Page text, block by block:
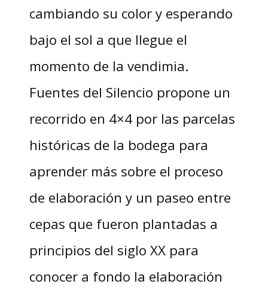
cambiando su color y esperando
bajo el sol a que llegue el
momento de la vendimia.
Fuentes del Silencio propone un
recorrido en 4×4 por las parcelas
históricas de la bodega para
aprender más sobre el proceso
de elaboración y un paseo entre
cepas que fueron plantadas a
principios del siglo XX para
conocer a fondo la elaboración